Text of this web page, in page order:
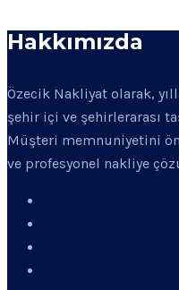
Hakkımızda
Özecik Nakliyat olarak,
şehir içi ve şehirlerarası
Müşteri memnuniyetini
ve profesyonel nakliye